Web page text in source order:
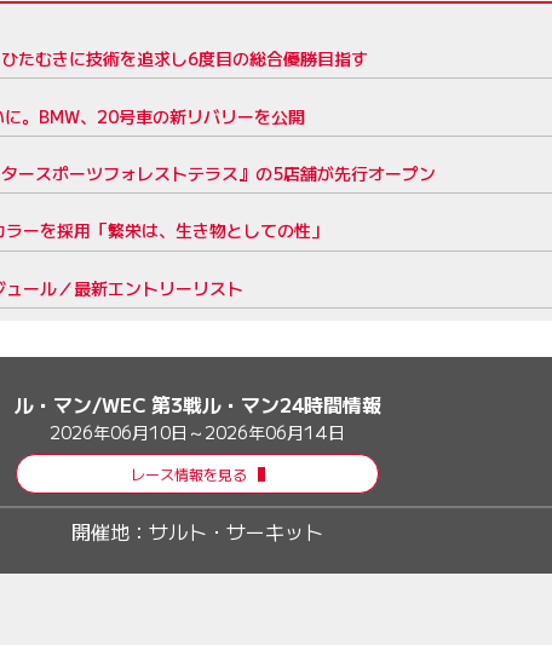
たむきに技術を追求し6度目の総合優勝目指す
。BMW、20号車の新リバリーを公開
ースポーツフォレストテラス』の5店舗が先行オープン
ーを採用「繁栄は、生き物としての性」
ール／最新エントリーリスト
ル・マン/WEC 第3戦ル・マン24時間情報
2026年06月10日～2026年06月14日
レース情報を見る
開催地： サルト・サーキット